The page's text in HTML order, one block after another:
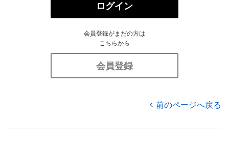
ログイン
会員登録がまだの方は
こちらから
会員登録
前のページへ戻る